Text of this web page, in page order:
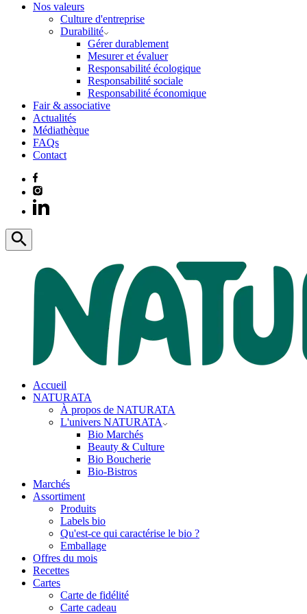
Nos valeurs
Culture d'entreprise
Durabilité
Gérer durablement
Mesurer et évaluer
Responsabilité écologique
Responsabilité sociale
Responsabilité économique
Fair & associative
Actualités
Médiathèque
FAQs
Contact
Accueil
NATURATA
À propos de NATURATA
L'univers NATURATA
Bio Marchés
Beauty & Culture
Bio Boucherie
Bio-Bistros
Marchés
Assortiment
Produits
Labels bio
Qu'est-ce qui caractérise le bio ?
Emballage
Offres du mois
Recettes
Cartes
Carte de fidélité
Carte cadeau